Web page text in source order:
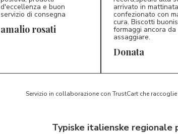
d'eccellenza e buon
servizio di consegna
amalio rosati
D*
arrivato in
confezionato con
cura. Biscotti
formaggi ancora da
assaggiare.
Donata
Servizio in collaborazione con TrustCart che